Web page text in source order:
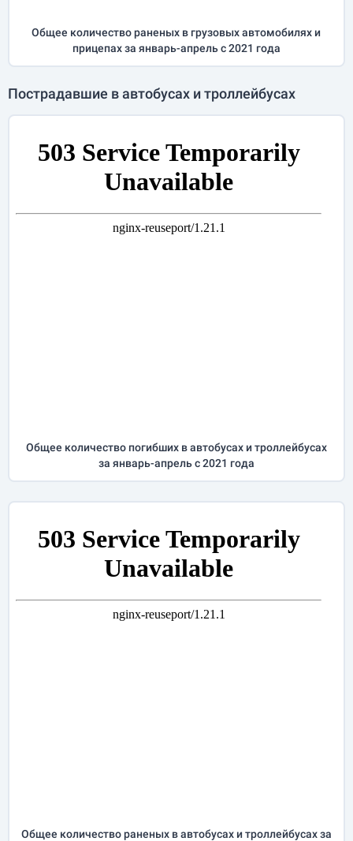
Общее количество раненых в грузовых автомобилях и
прицепах за январь-апрельс 2021 года
Пострадавшие в автобусах и троллейбусах
Общее количество погибших в автобусах и троллейбусах
за январь-апрельс 2021 года
Общее количество раненых в автобусах и троллейбусах за